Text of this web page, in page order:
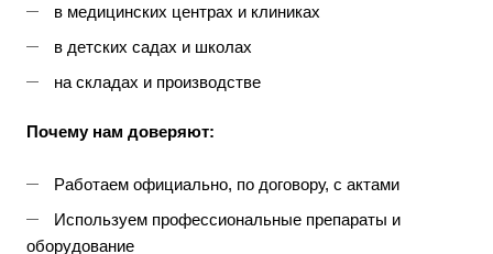
в медицинских центрах и клиниках
в детских садах и школах
на складах и производстве
Почему нам доверяют:
Работаем официально, по договору, с актами
Используем профессиональные препараты и
оборудование